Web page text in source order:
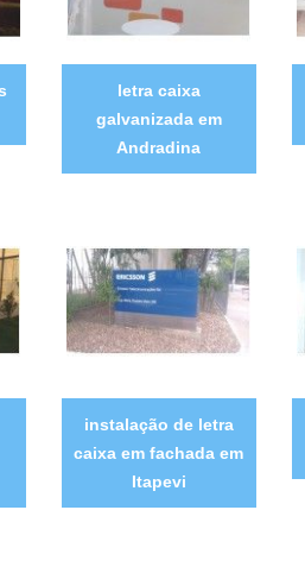
letra caixa
galvanizada em
Andradina
instalação de letra
caixa em fachada em
Itapevi